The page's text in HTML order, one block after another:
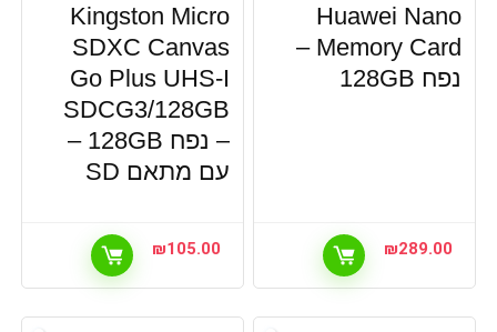
Huawei Nano
Memory Card –
נפח 128GB
₪289.00
Kingston Micro
SDXC Canvas
Go Plus UHS-I
SDCG3/128GB
– נפח 128GB –
עם מתאם SD
₪105.00